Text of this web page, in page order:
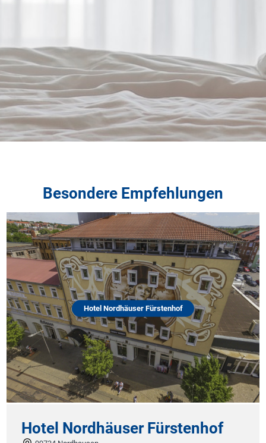
Besondere Empfehlungen
Hotel Nordhäuser Fürstenhof
Hotel Nordhäuser Fürstenhof